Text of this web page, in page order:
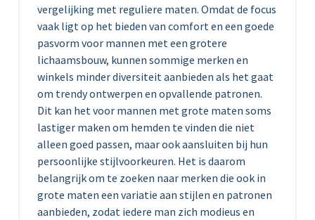
vergelijking met reguliere maten. Omdat de focus
vaak ligt op het bieden van comfort en een goede
pasvorm voor mannen met een grotere
lichaamsbouw, kunnen sommige merken en
winkels minder diversiteit aanbieden als het gaat
om trendy ontwerpen en opvallende patronen.
Dit kan het voor mannen met grote maten soms
lastiger maken om hemden te vinden die niet
alleen goed passen, maar ook aansluiten bij hun
persoonlijke stijlvoorkeuren. Het is daarom
belangrijk om te zoeken naar merken die ook in
grote maten een variatie aan stijlen en patronen
aanbieden, zodat iedere man zich modieus en